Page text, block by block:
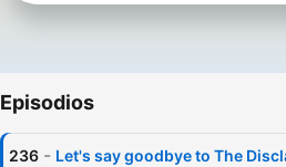
Episodios
236 - Let's say goodbye to The